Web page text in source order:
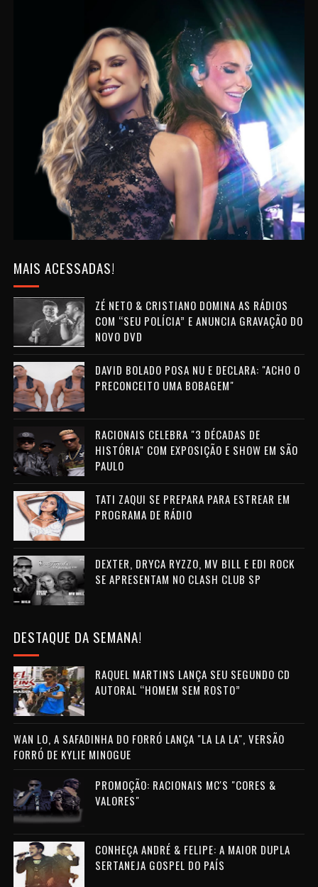
MAIS ACESSADAS!
ZÉ NETO & CRISTIANO DOMINA AS RÁDIOS
COM “SEU POLÍCIA” E ANUNCIA GRAVAÇÃO DO
NOVO DVD
DAVID BOLADO POSA NU E DECLARA: "ACHO O
PRECONCEITO UMA BOBAGEM"
RACIONAIS CELEBRA "3 DÉCADAS DE
HISTÓRIA" COM EXPOSIÇÃO E SHOW EM SÃO
PAULO
TATI ZAQUI SE PREPARA PARA ESTREAR EM
PROGRAMA DE RÁDIO
DEXTER, DRYCA RYZZO, MV BILL E EDI ROCK
SE APRESENTAM NO CLASH CLUB SP
DESTAQUE DA SEMANA!
RAQUEL MARTINS LANÇA SEU SEGUNDO CD
AUTORAL “HOMEM SEM ROSTO”
WAN LO, A SAFADINHA DO FORRÓ LANÇA "LA LA LA", VERSÃO
FORRÓ DE KYLIE MINOGUE
PROMOÇÃO: RACIONAIS MC'S "CORES &
VALORES"
CONHEÇA ANDRÉ & FELIPE: A MAIOR DUPLA
SERTANEJA GOSPEL DO PAÍS